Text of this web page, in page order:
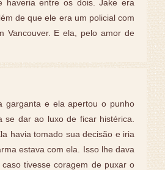
haveria entre os dois. Jake era
de que ele era um policial com
Vancouver. E ela, pelo amor de
garganta e ela apertou o punho
se dar ao luxo de ficar histérica.
havia tomado sua decisão e iria
estava com ela. Isso lhe dava
tivesse coragem de puxar o